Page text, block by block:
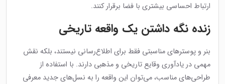
ارتباط احساسی بیشتری با فضا برقرار کنند.
زنده نگه داشتن یک واقعه تاریخی
بنر و پوسترهای مناسبتی فقط برای اطلاع‌رسانی نیستند، بلکه نقش
مهمی در یادآوری وقایع تاریخی و مذهبی دارند. با استفاده از
طراحی‌های مناسب، می‌توان این واقعه را به نسل‌های جدید معرفی